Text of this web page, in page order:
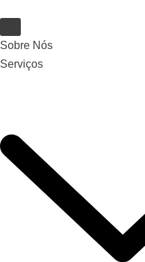
Sobre Nós
Serviços